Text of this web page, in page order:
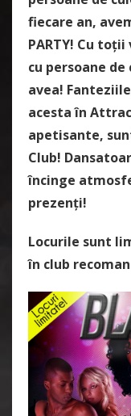
fiecare an, avem
PARTY! Cu
cu persoane
avea!
acesta în
apetisante,
Club!
încinge
prezenți!
Locurile sunt
în club